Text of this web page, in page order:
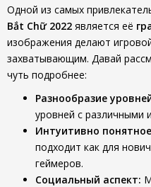
Одной из самых
Bắt Chữ 2022 является её
изображения делают
захватывающим. Давай
чуть подробнее:
Разнообразие
уровней с различными
Интуитивно
подходит как для
геймеров.
Социальный аспект: